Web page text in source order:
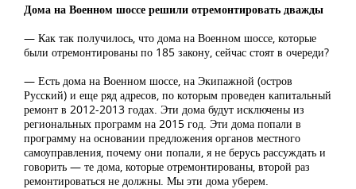
Дома на Военном шоссе решили отремонтировать дважды
— Как так получилось, что дома на Военном шоссе, которые
были отремонтированы по 185 закону, сейчас стоят в очереди?
— Есть дома на Военном шоссе, на Экипажной (остров
Русский) и еще ряд адресов, по которым проведен капитальный
ремонт в 2012-2013 годах. Эти дома будут исключены из
региональных программ на 2015 год. Эти дома попали в
программу на основании предложения органов местного
самоуправления, почему они попали, я не берусь рассуждать и
говорить — те дома, которые отремонтированы, второй раз
ремонтироваться не должны. Мы эти дома уберем.